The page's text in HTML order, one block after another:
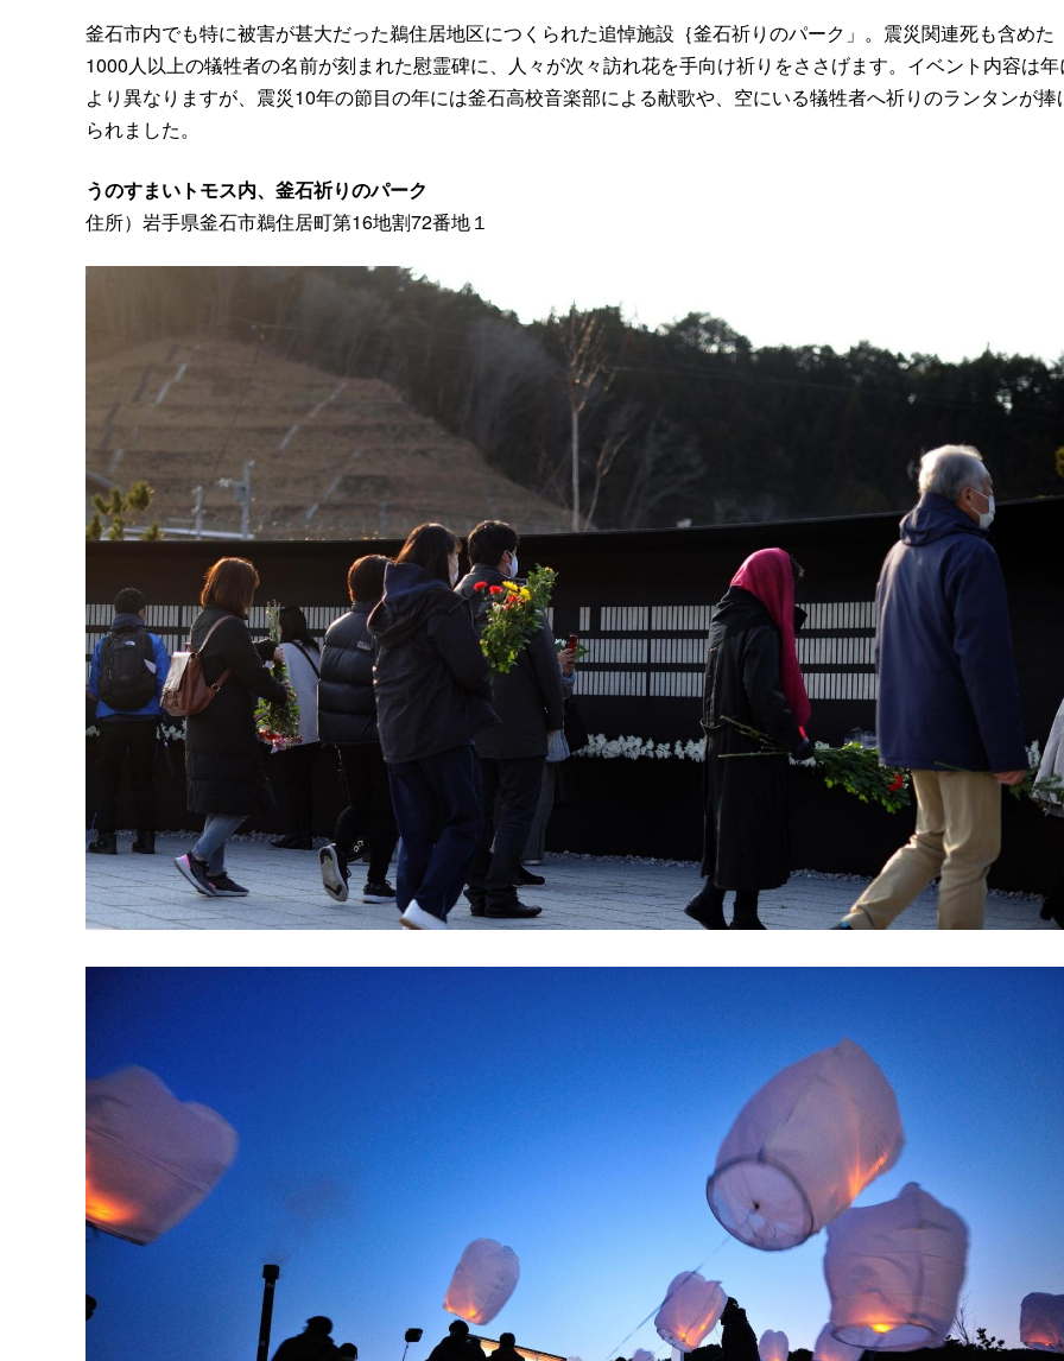
釜石市内でも特に被害が甚大だった鵜住居地区につくられた追悼施設｛釜石祈りのパーク」。震災関連死も含めた
1000人以上の犠牲者の名前が刻まれた慰霊碑に、人々が次々訪れ花を手向け祈りをささげます。イベント内容は
より異なりますが、震災10年の節目の年には釜石高校音楽部による献歌や、空にいる犠牲者へ祈りのランタンが捧
られました。
うのすまいトモス内、釜石祈りのパーク
住所）岩手県釜石市鵜住居町第16地割72番地１